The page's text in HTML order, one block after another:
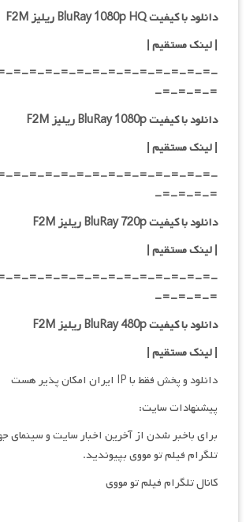
دانلود با کیفیت BluRay 1080p HQ ریلیز F2M
| لینک مستقیم |
=-=-=-=-=-=-=-=-=-=-=-=-=-
=-=-=-=-
دانلود با کیفیت BluRay 1080p ریلیز F2M
| لینک مستقیم |
=-=-=-=-=-=-=-=-=-=-=-=-=-
=-=-=-=-
دانلود با کیفیت BluRay 720p ریلیز F2M
| لینک مستقیم |
=-=-=-=-=-=-=-=-=-=-=-=-=-
=-=-=-=-
دانلود با کیفیت BluRay 480p ریلیز F2M
| لینک مستقیم |
دانلود و پخش فقط با IP ایران امکان پذیر هست
پیشنهادات سایت:
برای باخبر شدن از آخرین اخبار سایت و سینمای
تلگرام فیلم تو مووی بپیوندید.
کانال تلگرام فیلم تو مووی